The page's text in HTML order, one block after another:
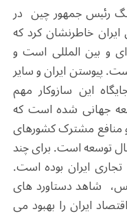
رئیس جمهور چین در
خاطرنشان کرد که
ای و بین المللی است و
ایران و سایر
این سازوکار مهم
جهانی شده است که
و منافع مشترک کشورهای
توسعه است. برای چند
ایران بوده است.
شاهد دستاورد های
ایران را بهبود می